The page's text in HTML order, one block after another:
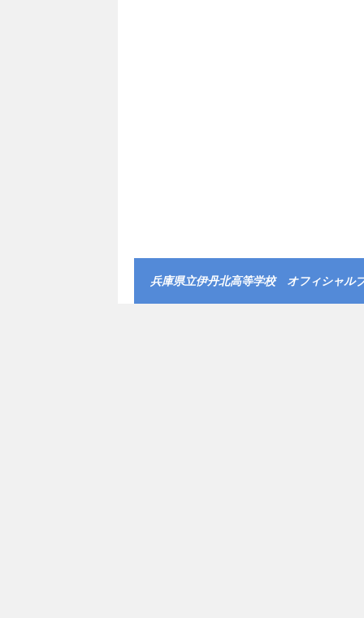
兵庫県立伊丹北高等学校 オフィシャル